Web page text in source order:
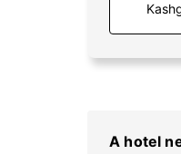
A hotel